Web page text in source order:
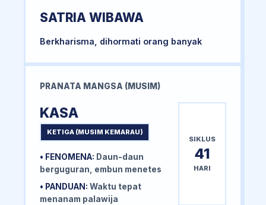
SATRIA WIBAWA
Berkharisma, dihormati orang banyak
PRANATA MANGSA (MUSIM)
KASA
KETIGA (MUSIM KEMARAU)
• FENOMENA: Daun-daun
berguguran, embun menetes
• PANDUAN: Waktu tepat
menanam palawija
SIKLUS
41
HARI